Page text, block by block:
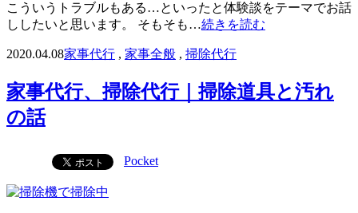
こういうトラブルもある…といったと体験談をテーマでお話
ししたいと思います。 そもそも…続きを読む
2020.04.08家事代行 , 家事全般 , 掃除代行
家事代行、掃除代行｜掃除道具と汚れ
の話
Pocket